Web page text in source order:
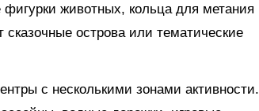
животных, кольца для метания
острова или тематические
с несколькими зонами активности.